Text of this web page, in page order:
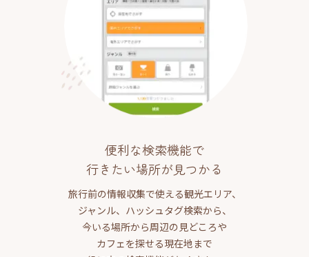
便利な検索機能で
行きたい場所が見つかる
旅行前の情報収集で使える観光エリア、
ジャンル、ハッシュタグ検索から、
今いる場所から周辺の見どころや
カフェを探せる現在地まで